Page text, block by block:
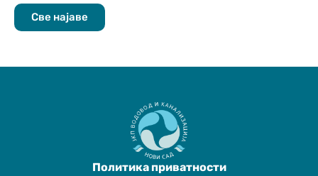
Све најаве
Политика приватности